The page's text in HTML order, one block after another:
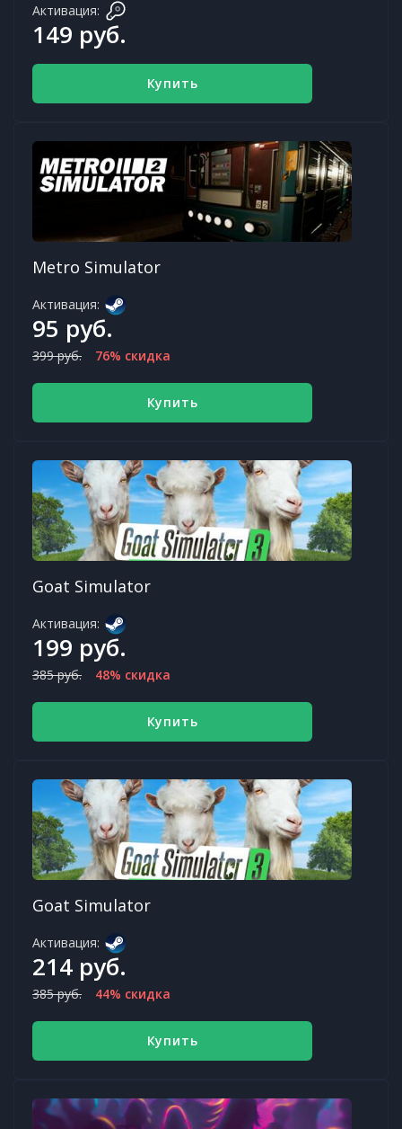
Активация:
149 руб.
Купить
Metro Simulator
Активация:
95 руб.
399 руб. 76% скидка
Купить
Goat Simulator
Активация:
199 руб.
385 руб. 48% скидка
Купить
Goat Simulator
Активация:
214 руб.
385 руб. 44% скидка
Купить